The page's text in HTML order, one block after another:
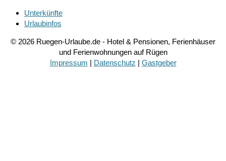
Unterkünfte
Urlaubinfos
© 2026 Ruegen-Urlaube.de - Hotel & Pensionen, Ferienhäuser
und Ferienwohnungen auf Rügen
Impressum | Datenschutz | Gastgeber